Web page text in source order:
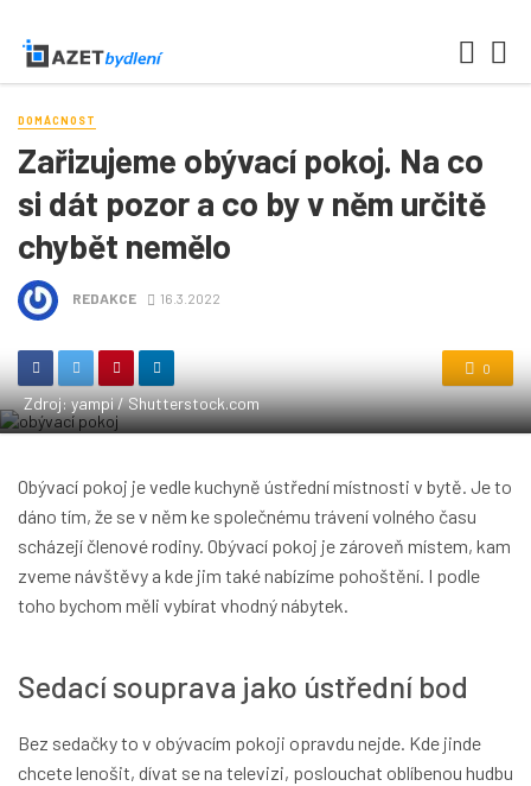
DOMÁCNOST
Zařizujeme obývací pokoj. Na co
si dát pozor a co by v něm určitě
chybět nemělo
REDAKCE 16.3.2022
0
Zdroj: yampi / Shutterstock.com
Obývací pokoj je vedle kuchyně ústřední místnosti v bytě. Je to
dáno tím, že se v něm ke společnému trávení volného času
scházejí členové rodiny. Obývací pokoj je zároveň místem, kam
zveme návštěvy a kde jim také nabízíme pohoštění. I podle
toho bychom měli vybírat vhodný nábytek.
Sedací souprava jako ústřední bod
Bez sedačky to v obývacím pokoji opravdu nejde. Kde jinde
chcete lenošit, dívat se na televizi, poslouchat oblíbenou hudbu